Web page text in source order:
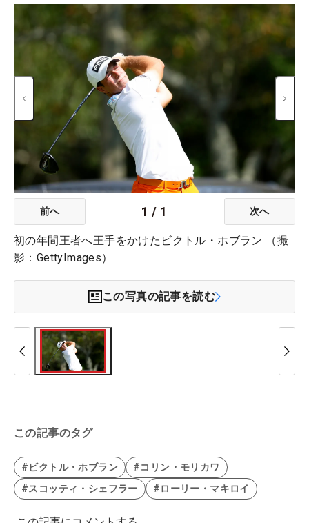
前へ 1 / 1 次へ
初の年間王者へ王手をかけたビクトル・ホブラン （撮
影：GettyImages）
この写真の記事を読む
この記事のタグ
#ビクトル・ホブラン
#コリン・モリカワ
#スコッティ・シェフラー
#ローリー・マキロイ